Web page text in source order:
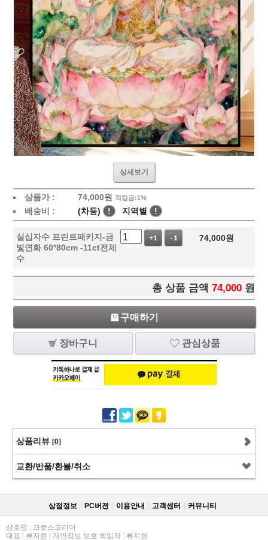
상세보기
상품가 : 74,000원 적립금:1%
배송비 : (차등) ! 지역별 !
실십자수 프린트패키지-금
빛연화 60*80cm -11ct전체
수
+1 -1 74,000원
총 상품 금액 74,000 원
구매하기
장바구니 관심상품
상품리뷰 [0]
교환/반품/환불/취소
상점정보 PC버젼 이용안내 고객센터 커뮤니티
상호명 : 크로스코리아
대표 : 류지현 | 개인정보 보호 책임자 : 류지현